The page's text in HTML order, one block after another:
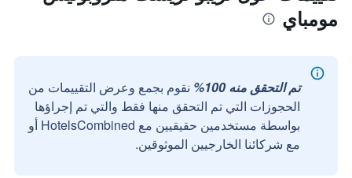
مومباي
تم التحقق منه 100%
نقوم بجمع وعرض التقييمات من
الحجوزات التي تم التحقق منها فقط والتي تم إجراؤها
بواسطة مستخدمين حقيقيين مع HotelsCombined أو
مع شركائنا الخارجيين الموثوقين.